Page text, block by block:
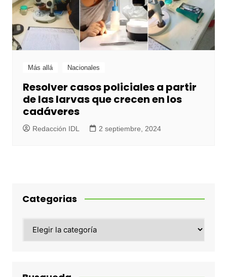
Más allá Nacionales
Resolver casos policiales a partir
de las larvas que crecen en los
cadáveres
Redacción IDL 2 septiembre, 2024
Categorias